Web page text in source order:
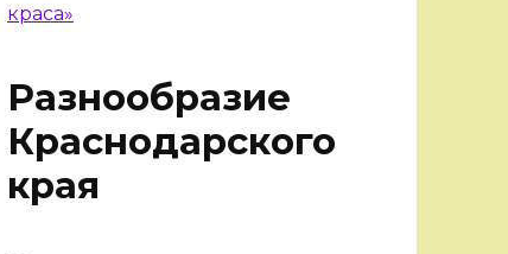
краса»
Разнообразие
Краснодарского
края